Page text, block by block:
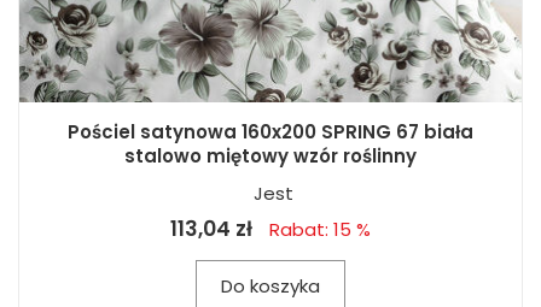
Pościel satynowa 160x200 SPRING 67 biała
stalowo miętowy wzór roślinny
Jest
113,04 zł Rabat: 15 %
Do koszyka